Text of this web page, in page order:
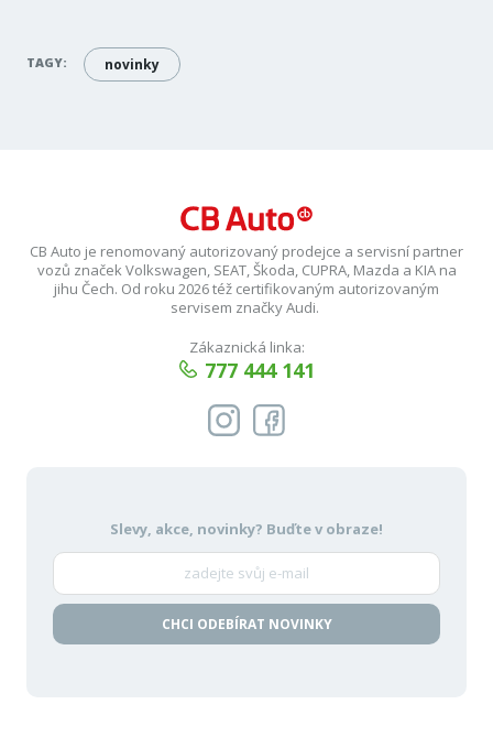
TAGY: novinky
CB Auto je renomovaný autorizovaný prodejce a servisní partner
vozů značek Volkswagen, SEAT, Škoda, CUPRA, Mazda a KIA na
jihu Čech. Od roku 2026 též certifikovaným autorizovaným
servisem značky Audi.
Zákaznická linka:
777 444 141
Slevy, akce, novinky? Buďte v obraze!
CHCI ODEBÍRAT NOVINKY